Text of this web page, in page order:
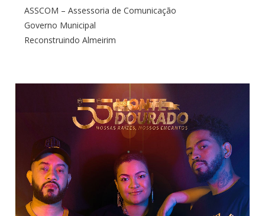
ASSCOM – Assessoria de Comunicação
Governo Municipal
Reconstruindo Almeirim